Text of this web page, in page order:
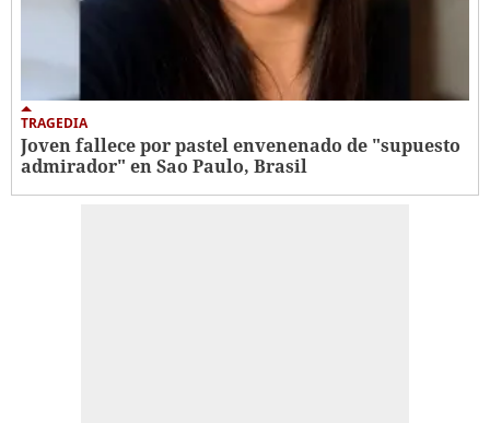
TRAGEDIA
Joven fallece por pastel envenenado de "supuesto
admirador" en Sao Paulo, Brasil